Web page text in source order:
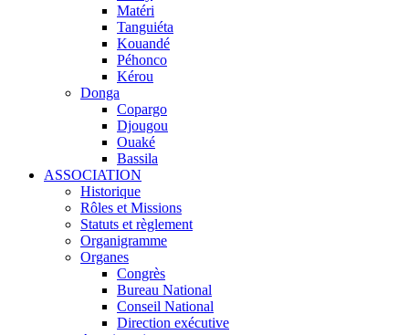
Matéri
Tanguiéta
Kouandé
Péhonco
Kérou
Donga
Copargo
Djougou
Ouaké
Bassila
ASSOCIATION
Historique
Rôles et Missions
Statuts et règlement
Organigramme
Organes
Congrès
Bureau National
Conseil National
Direction exécutive